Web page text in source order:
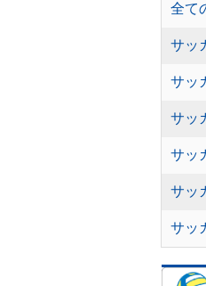
全て
サッ
サッ
サッ
サッ
サッ
サッ